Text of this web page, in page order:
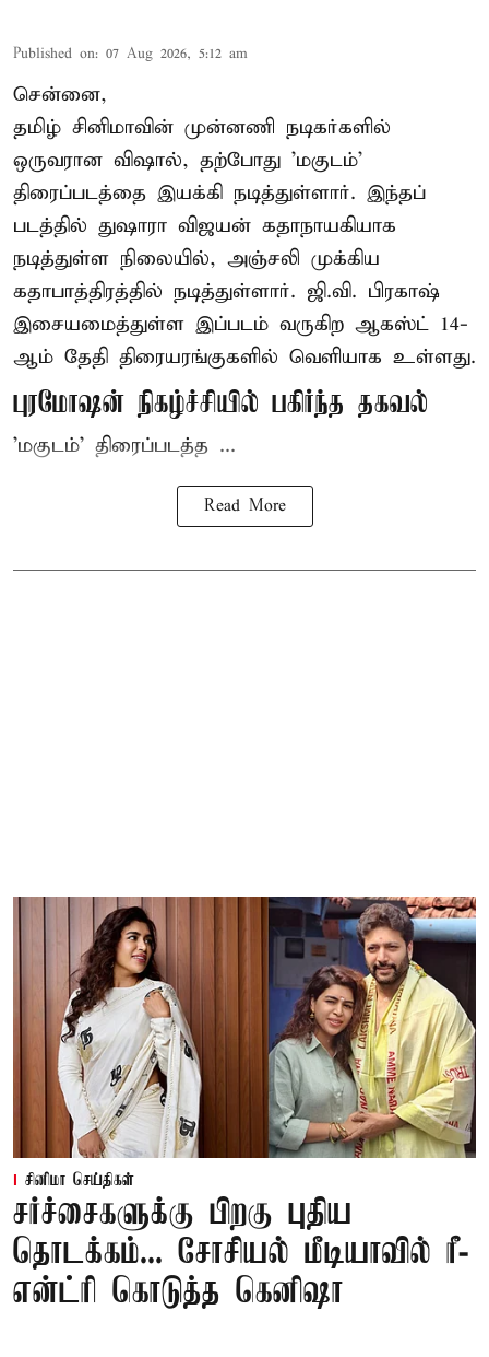
Published on: 07 Aug 2026, 5:12 am
சென்னை,
தமிழ் சினிமாவின் முன்னணி நடிகர்களில்
ஒருவரான விஷால், தற்போது 'மகுடம்'
திரைப்படத்தை இயக்கி நடித்துள்ளார். இந்தப்
படத்தில் துஷாரா விஜயன் கதாநாயகியாக
நடித்துள்ள நிலையில், அஞ்சலி முக்கிய
கதாபாத்திரத்தில் நடித்துள்ளார். ஜி.வி. பிரகாஷ்
இசையமைத்துள்ள இப்படம் வருகிற ஆகஸ்ட் 14-
ஆம் தேதி திரையரங்குகளில் வெளியாக உள்ளது.
புரமோஷன் நிகழ்ச்சியில் பகிர்ந்த தகவல்
'மகுடம்' திரைப்படத்த ...
Read More
சினிமா செய்திகள்
சர்ச்சைகளுக்கு பிறகு புதிய
தொடக்கம்... சோசியல் மீடியாவில் ரீ-
என்ட்ரி கொடுத்த கெனிஷா